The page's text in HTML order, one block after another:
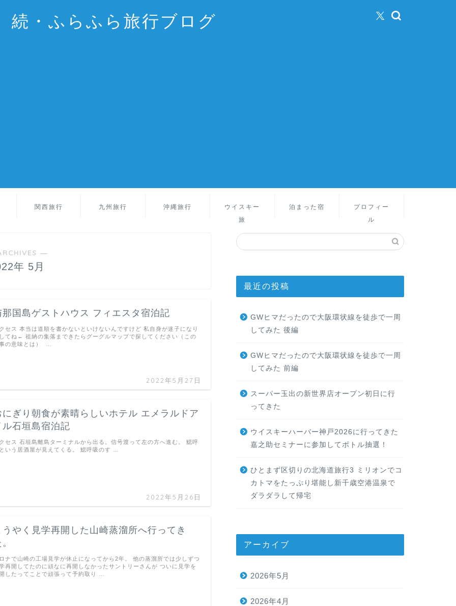
続・ふらふら旅行ブログ
関西旅行 九州旅行 沖縄旅行
ウイスキー
旅
泊まった宿
プロフィー
ル
―
年 5月
那国島ゲストハウス フィエスタ宿泊記
2022年5月27日
セス 本当は道順を書かないといけないんですけど 私自身が迷子になり
てね← 祖納の集落まできたらグーグルマップで探してください（この
の意味とは） …
にぎり朝食が素晴らしいホテル エメラルドア
ル石垣島宿泊記
2022年5月26日
セス 石垣島離島ターミナルから出る。信号渡って左の方へ進む。 鰓呼
いう居酒屋が見えてくる。 鰓呼吸のす …
うやく見学再開した山崎蒸溜所へ行ってき
ナで山崎の工場見学が休止になってから2年。 他の蒸溜所では少しずつ
再開してたのに頑なに再開しなかったサントリーさんが ついに見学を
したってことで頑張って予約取り …
最近の投稿
GWヒマだったので大阪環状線を徒歩で一周
してみた 後編
GWヒマだったので大阪環状線を徒歩で一周
してみた 前編
スーパー玉出の新世界店オープン初日に行
ってきた
ウイスキーハーバー神戸2026に行ってきた
嘉之助セミナーに参加してボトル抽選！
ひとまず区切りの北海道旅行3 ミリオンでコ
カトマをたっぷり堪能し新千歳空港温泉で
ダラダラして帰宅
アーカイブ
2026年5月
2026年4月